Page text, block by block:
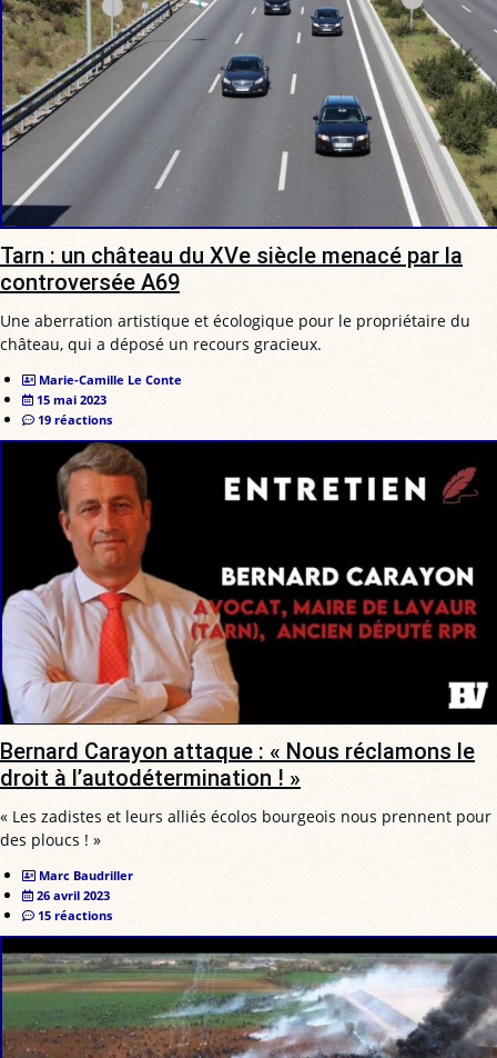
Tarn : un château du XVe siècle menacé par la
controversée A69
Une aberration artistique et écologique pour le propriétaire du
château, qui a déposé un recours gracieux.
Marie-Camille Le Conte
15 mai 2023
19 réactions
Bernard Carayon attaque : « Nous réclamons le
droit à l’autodétermination ! »
« Les zadistes et leurs alliés écolos bourgeois nous prennent pour
des ploucs ! »
Marc Baudriller
26 avril 2023
15 réactions